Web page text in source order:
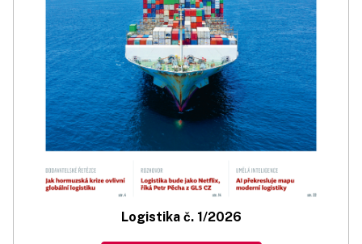
Logistika č. 1/2026